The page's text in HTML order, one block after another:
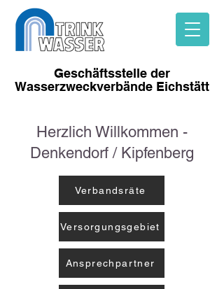
Geschäftsstelle der
Wasserzweckverbände Eichstätt
Herzlich Willkommen -
Denkendorf / Kipfenberg
Verbandsräte
Versorgungsgebiet
Ansprechpartner